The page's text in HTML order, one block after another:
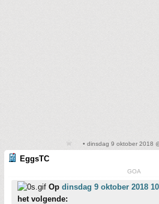
• dinsdag 9 oktober 2018
EggsTC
GOA
Op dinsdag 9 oktober 2018
het volgende: